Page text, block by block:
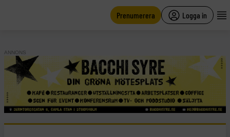
Prenumerera Logga in
ANNONS